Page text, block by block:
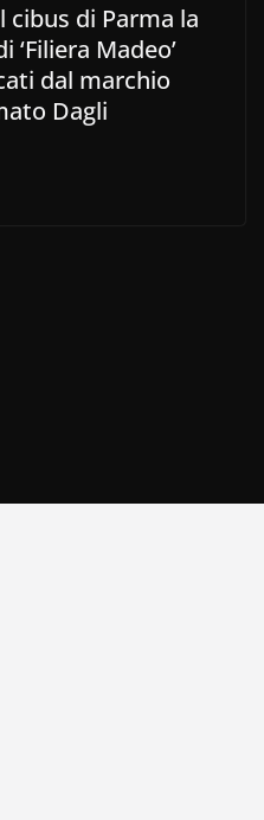
cibus di Parma la
Madeo’
dal marchio
Dagli